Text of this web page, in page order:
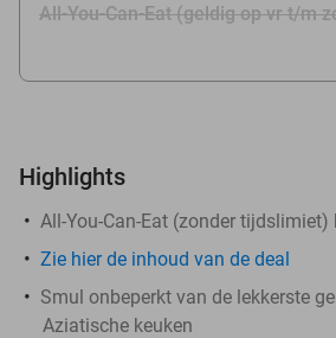
All-You-Can-Eat (geldig op vr t/m
Highlights
All-You-Can-Eat (zonder
Zie hierde inhoud van de deal
Smul onbeperkt van de lekkerste
Aziatische keuken